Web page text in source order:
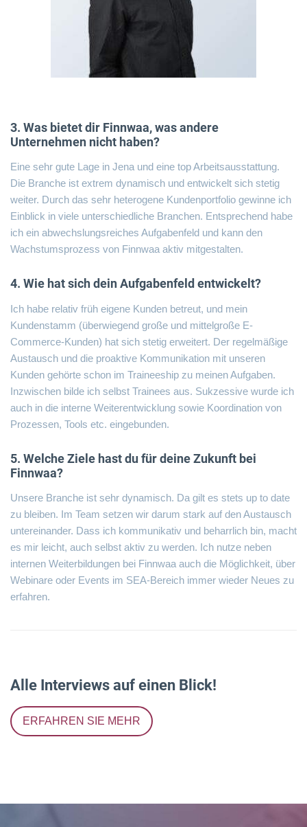
3. Was bietet dir Finnwaa, was andere
Unternehmen nicht haben?
Eine sehr gute Lage in Jena und eine top Arbeitsausstattung.
Die Branche ist extrem dynamisch und entwickelt sich stetig
weiter. Durch das sehr heterogene Kundenportfolio gewinne ich
Einblick in viele unterschiedliche Branchen. Entsprechend habe
ich ein abwechslungsreiches Aufgabenfeld und kann den
Wachstumsprozess von Finnwaa aktiv mitgestalten.
4. Wie hat sich dein Aufgabenfeld entwickelt?
Ich habe relativ früh eigene Kunden betreut, und mein
Kundenstamm (überwiegend große und mittelgroße E-
Commerce-Kunden) hat sich stetig erweitert. Der regelmäßige
Austausch und die proaktive Kommunikation mit unseren
Kunden gehörte schon im Traineeship zu meinen Aufgaben.
Inzwischen bilde ich selbst Trainees aus. Sukzessive wurde ich
auch in die interne Weiterentwicklung sowie Koordination von
Prozessen, Tools etc. eingebunden.
5. Welche Ziele hast du für deine Zukunft bei
Finnwaa?
Unsere Branche ist sehr dynamisch. Da gilt es stets up to date
zu bleiben. Im Team setzen wir darum stark auf den Austausch
untereinander. Dass ich kommunikativ und beharrlich bin, macht
es mir leicht, auch selbst aktiv zu werden. Ich nutze neben
internen Weiterbildungen bei Finnwaa auch die Möglichkeit, über
Webinare oder Events im SEA-Bereich immer wieder Neues zu
erfahren.
Alle Interviews auf einen Blick!
ERFAHREN SIE MEHR